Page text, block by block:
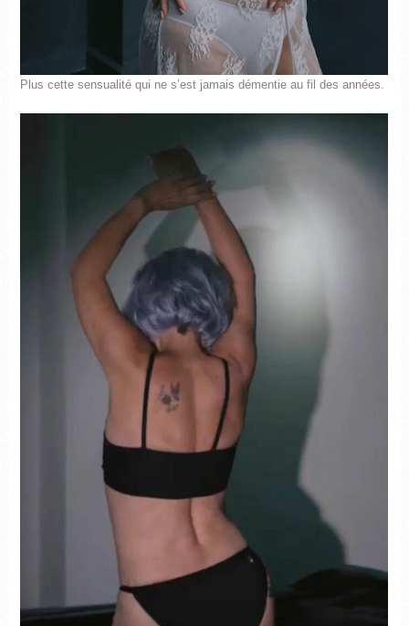
Plus cette sensualité qui ne s’est jamais démentie au fil des années.